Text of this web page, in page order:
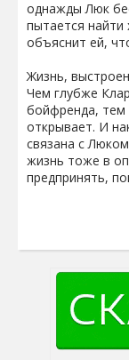
однажды Люк
пытается найти
объяснит ей,
Жизнь,
Чем глубже
бойфренда, тем
открывает. И
связана с
жизнь тоже в
предпринять,